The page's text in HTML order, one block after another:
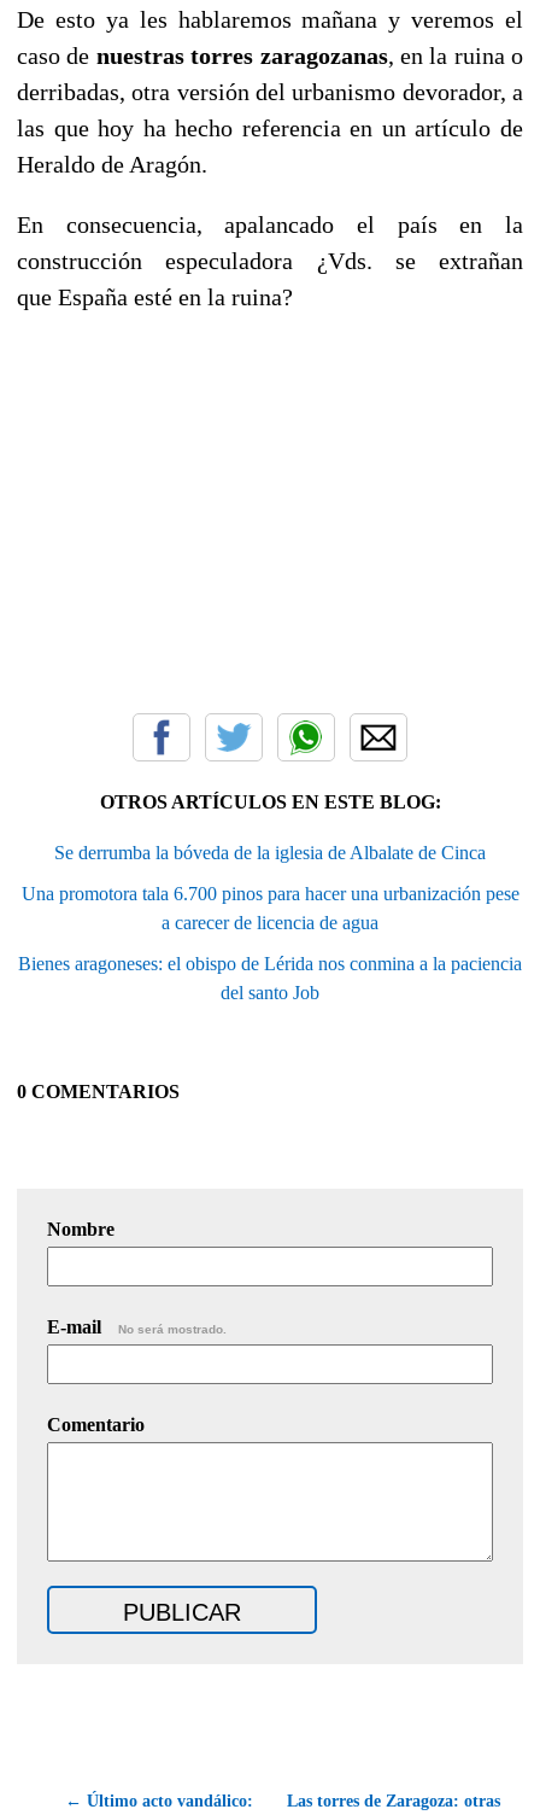
De esto ya les hablaremos mañana y veremos el
caso de nuestras torres zaragozanas, en la ruina o
derribadas, otra versión del urbanismo devorador, a
las que hoy ha hecho referencia en un artículo de
Heraldo de Aragón.
En consecuencia, apalancado el país en la
construcción especuladora ¿Vds. se extrañan
que España esté en la ruina?
OTROS ARTÍCULOS EN ESTE BLOG:
Se derrumba la bóveda de la iglesia de Albalate de Cinca
Una promotora tala 6.700 pinos para hacer una urbanización pese
a carecer de licencia de agua
Bienes aragoneses: el obispo de Lérida nos conmina a la paciencia
del santo Job
0 COMENTARIOS
Nombre
E-mail No será mostrado.
Comentario
← Último acto vandálico: Las torres de Zaragoza: otras